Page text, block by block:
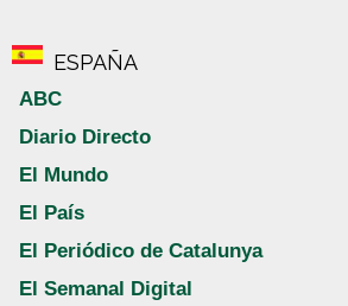
ESPAÑA
ABC
Diario Directo
El Mundo
El País
El Periódico de Catalunya
El Semanal Digital